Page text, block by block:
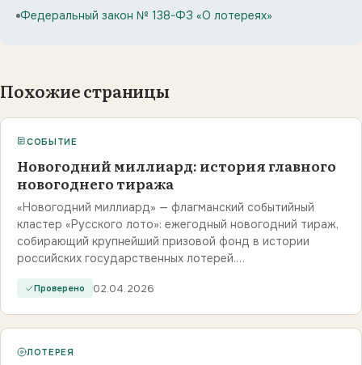
Федеральный закон № 138-ФЗ «О лотереях»
Похожие страницы
СОБЫТИЕ
Новогодний миллиард: история главного
новогоднего тиража
«Новогодний миллиард» — флагманский событийный
кластер «Русского лото»: ежегодный новогодний тираж,
собирающий крупнейший призовой фонд в истории
российских государственных лотерей.…
Проверено 02.04.2026
ЛОТЕРЕЯ